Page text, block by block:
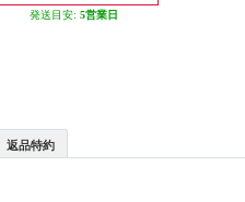
発送目安: 5営業日
返品特約